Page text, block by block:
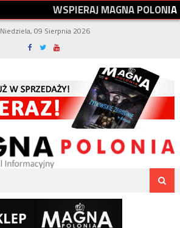
WSPIERAJMAGNAPOLONIA
Niedziela, 09 Sierpnia 2026